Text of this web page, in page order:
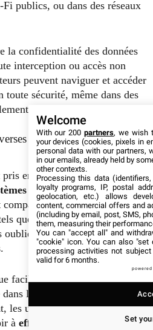
publics, ou dans des réseaux
la confidentialité des données
interception ou accès non
peuvent naviguer et accéder
toute sécurité, même dans des
hostiles.
plateformes et
en charge par de nombreux
d’exploitation et
avec une gamme
que les routeurs, les pare-feu,
oublier les périphériques
facilite grandement
les infrastructures réseau
les utilisateurs peuvent profiter
à effectuer d’importants
Welcome
With our 200partners, we wish
your devices (cookies, pixels in
personal data with our partners,
in our emails, already held by
other contexts.
Processing this data
loyalty programs, IP, postal
geolocation, etc.) allows
content, commercial offers and
(including by email, post, SMS,
them, measuring their
You can "accept all" and
"cookie" icon. You can also "set
processing activities not
valid for 6 months.
powered
Set